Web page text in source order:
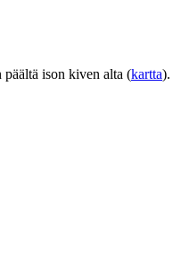
ison kiven alta (kartta).